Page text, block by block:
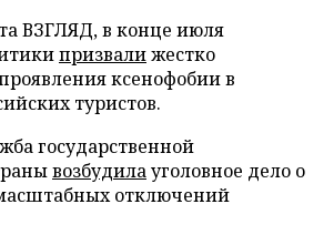
ВЗГЛЯД, в конце июля
призвалижестко
ксенофобии в
туристов.
государственной
возбудилауголовное дело о
отключений